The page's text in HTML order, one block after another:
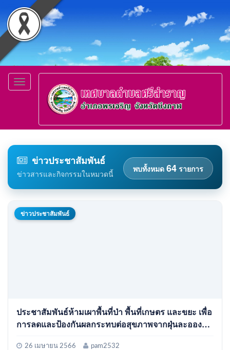
Toggle
navigation
ข่าวประชาสัมพันธ์
ข่าวสารและกิจกรรมในหมวดนี้
พบทั้งหมด 64 รายการ
ข่าวประชาสัมพันธ์
ประชาสัมพันธ์ห้ามเผาพื้นที่ป่า พื้นที่เกษตร และขยะ เพื่อ
การลดและป้องกันผลกระทบต่อสุขภาพจากฝุ่นละออง
26 เมษายน 2566 pam2532